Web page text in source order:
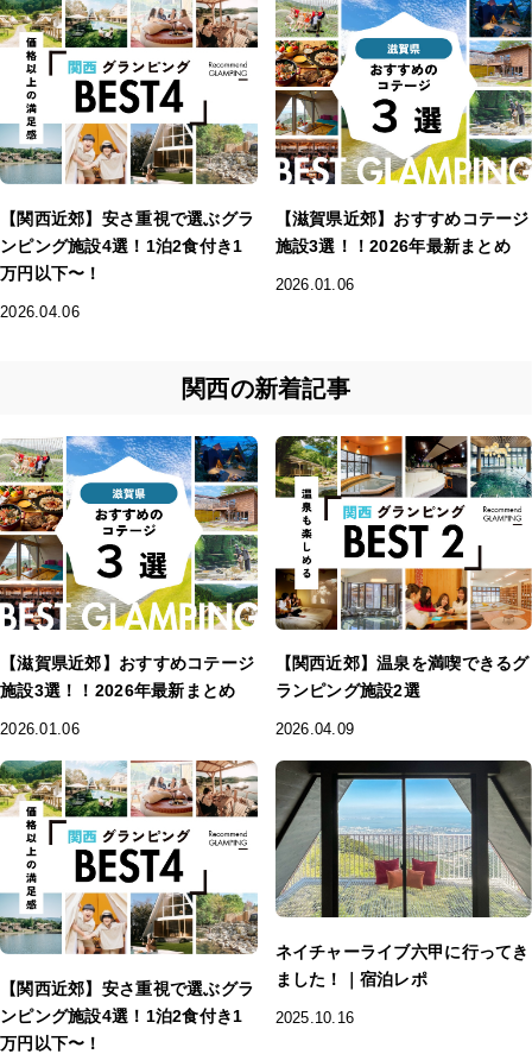
【関西近郊】安さ重視で選ぶグラ
ンピング施設4選！1泊2食付き1
万円以下〜！
2026.04.06
【滋賀県近郊】おすすめコテージ
施設3選！！2026年最新まとめ
2026.01.06
関西の新着記事
【滋賀県近郊】おすすめコテージ
施設3選！！2026年最新まとめ
2026.01.06
【関西近郊】温泉を満喫できるグ
ランピング施設2選
2026.04.09
【関西近郊】安さ重視で選ぶグラ
ンピング施設4選！1泊2食付き1
万円以下〜！
ネイチャーライブ六甲に行ってき
ました！｜宿泊レポ
2025.10.16